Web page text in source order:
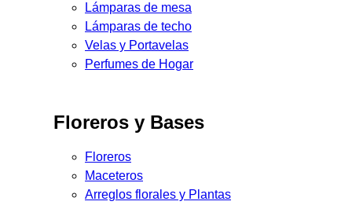
Lámparas de mesa
Lámparas de techo
Velas y Portavelas
Perfumes de Hogar
Floreros y Bases
Floreros
Maceteros
Arreglos florales y Plantas